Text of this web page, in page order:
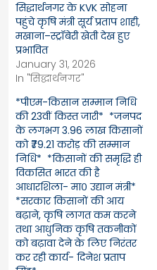
सिद्धार्थनगर के KVK सोहना
पहुंचे कृषि मंत्री सूर्य प्रताप शाही,
मखाना–स्ट्रॉबेरी खेती देख हुए
प्रभावित
January 31, 2026
In "सिद्धार्थनगर"
*पीएम-किसान सम्मान निधि
की 23वीं किस्त जारी* *जनपद
के लगभग 3.96 लाख किसानों
को ₹79.21 करोड़ की सम्मान
निधि* *किसानों की समृद्धि ही
विकसित भारत की है
आधारशिला- मा० उद्यान मंत्री*
*सरकार किसानों की आय
बढ़ाने, कृषि लागत कम करने
तथा आधुनिक कृषि तकनीकों
को बढ़ावा देने के लिए निरंतर
कर रही कार्य- दिनेश प्रताप